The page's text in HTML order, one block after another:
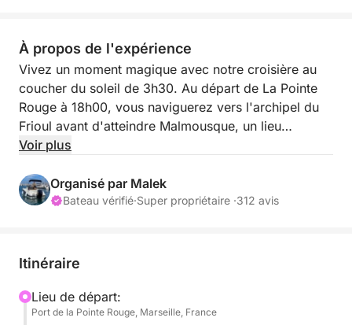
À propos de l'expérience
Vivez un moment magique avec notre croisière au
coucher du soleil de 3h30. Au départ de La Pointe
Rouge à 18h00, vous naviguerez vers l'archipel du
Frioul avant d'atteindre Malmousque, un lieu
privilégié pour admirer le coucher du soleil sur la
un apéritif mémorable sur l'eau.
pouvez également louer un paddle (SUP) pour 30 €
Le prix abordable de cette expérience vous garantit
Voir plus
Organisé par Malek
Bateau vérifié·Super propriétaire ·312 avis
Itinéraire
Lieu de départ:
Port de la Pointe Rouge, Marseille, France